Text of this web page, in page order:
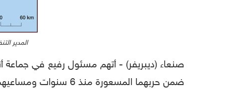
المدير
صنعاء (ديبريفر) - أتهم مسئول رفيع في جماعة
ضمن حربهما المسعورة منذ 6 سنوات ومساعيهما القذرة لضمان الكوارث المستقبلية وإبقاء اليمن محاصراً بالفقر والأزمات.